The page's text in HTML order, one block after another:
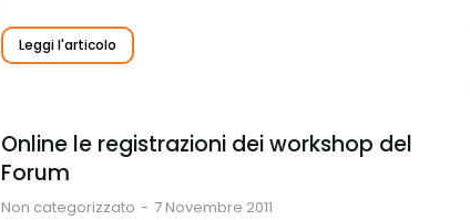
Leggi l'articolo
Online le registrazioni dei workshop del
Forum
Non categorizzato 7 Novembre 2011